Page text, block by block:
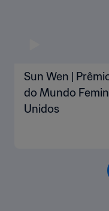
Sun Wen |
do Mundo
Unidos